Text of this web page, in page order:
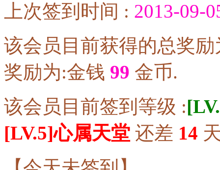
上次签到时间 : 2013-09-
该会员目前获得的总奖
奖励为:金钱 99 金币.
该会员目前签到等级 :
[LV.5]心属天堂 还差 14